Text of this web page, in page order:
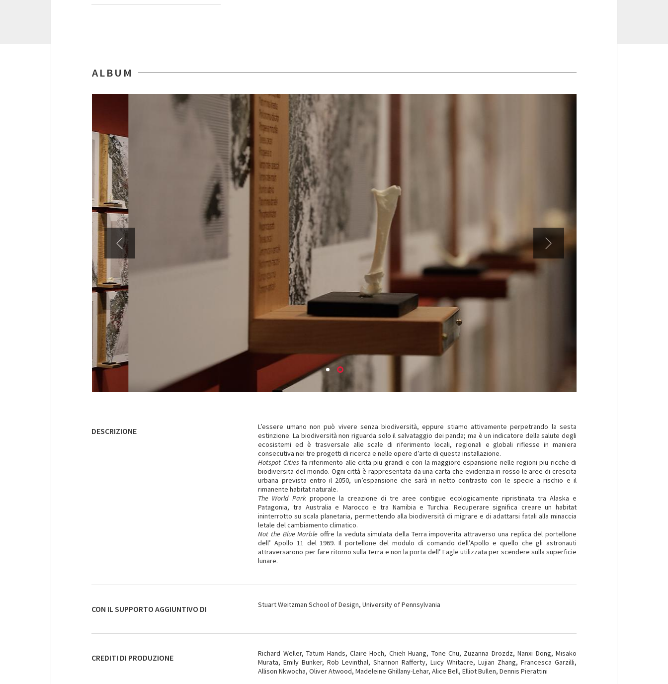
ALBUM
DESCRIZIONE
L’essere umano non può vivere senza biodiversità, eppure stiamo attivamente perpetrando la sesta
estinzione. La biodiversità non riguarda solo il salvataggio dei panda; ma è un indicatore della salute degli
ecosistemi ed è trasversale alle scale di riferimento locali, regionali e globali riflesse in maniera
consecutiva nei tre progetti di ricerca e nelle opere d’arte di questa installazione.
Hotspot Cities fa riferimento alle citta piu grandi e con la maggiore espansione nelle regioni piu ricche di
biodiversita del mondo. Ogni città è rappresentata da una carta che evidenzia in rosso le aree di crescita
urbana prevista entro il 2050, un’espansione che sarà in netto contrasto con le specie a rischio e il
rimanente habitat naturale.
The World Park propone la creazione di tre aree contigue ecologicamente ripristinata tra Alaska e
Patagonia, tra Australia e Marocco e tra Namibia e Turchia. Recuperare significa creare un habitat
ininterrotto su scala planetaria, permettendo alla biodiversità di migrare e di adattarsi fatali alla minaccia
letale del cambiamento climatico.
Not the Blue Marble offre la veduta simulata della Terra impoverita attraverso una replica del portellone
dell’ Apollo 11 del 1969. Il portellone del modulo di comando dell’Apollo e quello che gli astronauti
attraversarono per fare ritorno sulla Terra e non la porta dell’ Eagle utilizzata per scendere sulla superficie
lunare.
CON IL SUPPORTO AGGIUNTIVO DI Stuart Weitzman School of Design, University of Pennsylvania
CREDITI DI PRODUZIONE
Richard Weller, Tatum Hands, Claire Hoch, Chieh Huang, Tone Chu, Zuzanna Drozdz, Nanxi Dong, Misako
Murata, Emily Bunker, Rob Levinthal, Shannon Rafferty, Lucy Whitacre, Lujian Zhang, Francesca Garzilli,
Allison Nkwocha, Oliver Atwood, Madeleine Ghillany-Lehar, Alice Bell, Elliot Bullen, Dennis Pierattini